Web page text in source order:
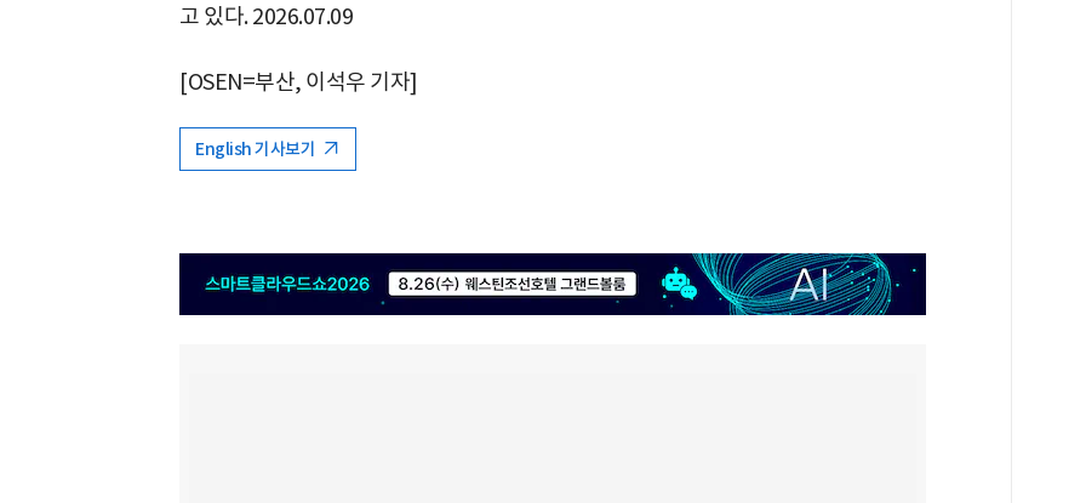
고 있다. 2026.07.09
[OSEN=부산, 이석우 기자]
English 기사보기